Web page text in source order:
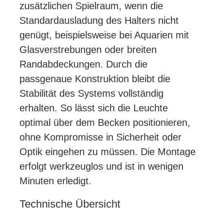
zusätzlichen Spielraum, wenn die
Standardausladung des Halters nicht
genügt, beispielsweise bei Aquarien mit
Glasverstrebungen oder breiten
Randabdeckungen. Durch die
passgenaue Konstruktion bleibt die
Stabilität des Systems vollständig
erhalten. So lässt sich die Leuchte
optimal über dem Becken positionieren,
ohne Kompromisse in Sicherheit oder
Optik eingehen zu müssen. Die Montage
erfolgt werkzeuglos und ist in wenigen
Minuten erledigt.
Technische Übersicht